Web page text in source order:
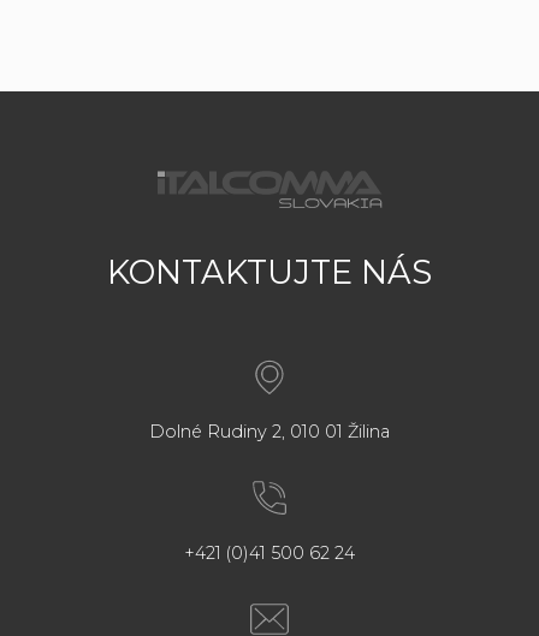
KONTAKTUJTE NÁS
Dolné Rudiny 2, 010 01 Žilina
+421 (0)41 500 62 24